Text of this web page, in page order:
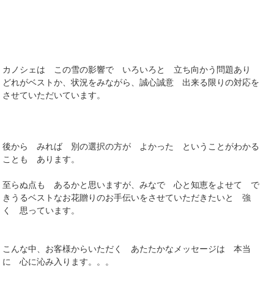
カノシェは この雪の影響で いろいろと 立ち向かう問題あり
どれがベストか、状況をみながら、誠心誠意 出来る限りの対応を
させていただいています。
後から みれば 別の選択の方が よかった ということがわかる
ことも あります。
至らぬ点も あるかと思いますが、みなで 心と知恵をよせて で
きうるベストなお花贈りのお手伝いをさせていただきたいと 強
く 思っています。
こんな中、お客様からいただく あたたかなメッセージは 本当
に 心に沁み入ります。。。